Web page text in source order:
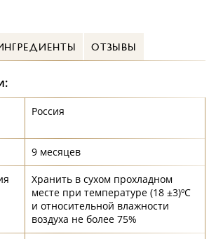
ОТЗЫВЫ
Россия
9 месяцев
Хранить в сухом прохладном
месте при температуре (18 ±3)ºС
и относительной влажности
воздуха не более 75%